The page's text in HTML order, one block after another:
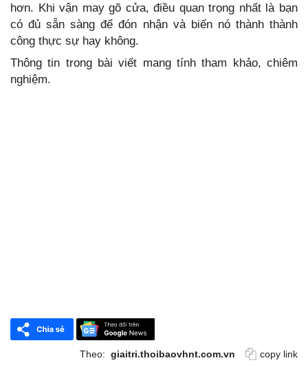
hơn. Khi vận may gõ cửa, điều quan trọng nhất là bạn
có đủ sẵn sàng để đón nhận và biến nó thành thành
công thực sự hay không.
Thông tin trong bài viết mang tính tham khảo, chiêm
nghiệm.
Theo: giaitri.thoibaovhnt.com.vn copy link